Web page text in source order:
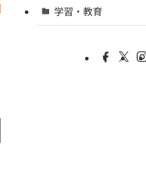
学習・教育